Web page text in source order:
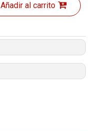
Añadir al carrito